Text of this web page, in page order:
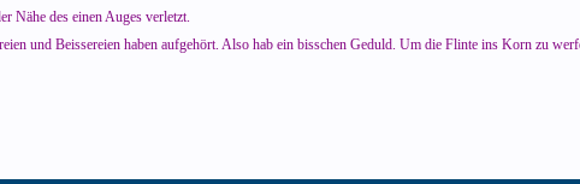
Nähe des einen Auges verletzt.
und Beissereien haben aufgehört. Also hab ein bisschen Geduld. Um die Flinte ins Korn zu